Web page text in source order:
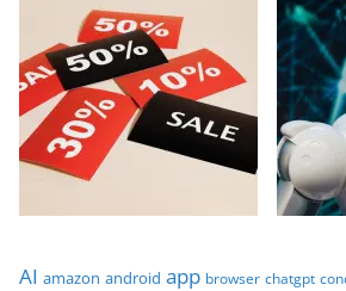
AI amazon android app browser chatgpt